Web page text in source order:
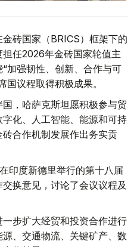
砖国家（BRICS）框架下的
任2026年金砖国家轮值主
加强韧性、创新、合作与可
国议程取得积极成果。
，哈萨克斯坦愿积极参与贸
化、人工智能、能源和可持
合作机制发展作出务实贡
印度新德里举行的第十八届
换意见，讨论了会议议程及
步扩大经贸和投资合作进行
、交通物流、关键矿产、数